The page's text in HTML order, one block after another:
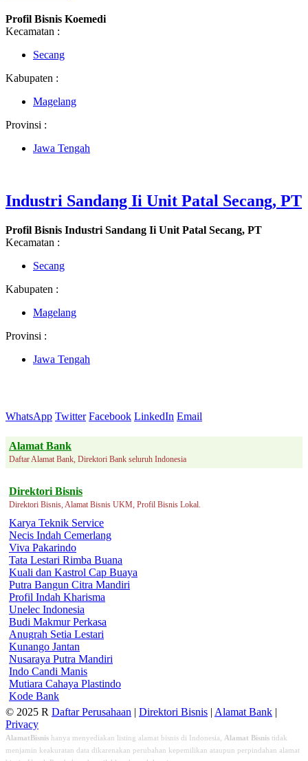
Profil Bisnis Koemedi
Kecamatan :
Secang
Kabupaten :
Magelang
Provinsi :
Jawa Tengah
Industri Sandang Ii Unit Patal Secang, PT
Profil Bisnis Industri Sandang Ii Unit Patal Secang, PT
Kecamatan :
Secang
Kabupaten :
Magelang
Provinsi :
Jawa Tengah
WhatsApp Twitter Facebook LinkedIn Email
Alamat Bank
Daftar Alamat Bank, Direktori Bank seluruh Indonesia
Direktori Bisnis
Direktori Bisnis, Alamat Bisnis UKM, Profil Bisnis Lokal.
Karya Teknik Service
Necis Indah Cemerlang
Viva Pakarindo
Tata Lestari Rimba Buana
Kuali dan Kastrol Cap Buaya
Putra Bangun Citra Mandiri
Profil Indah Kharisma
Unelec Indonesia
Budi Makmur Perkasa
Anugrah Setia Lestari
Kunango Jantan
Nusaraya Putra Mandiri
Indo Candi Manis
Mutiara Cahaya Plastindo
Kode Bank
© 2025 R Daftar Perusahaan | Direktori Bisnis | Alamat Bank |
Privacy
AlamatBisnis hanya menyediakan listing alamat bisnis di Indonesia, Alamat Bisnis tidak
menjamin keakuratan data dikarenakan perubahan kepemilikan ataupun perpindahan alamat